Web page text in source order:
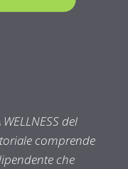
del
comprende
che